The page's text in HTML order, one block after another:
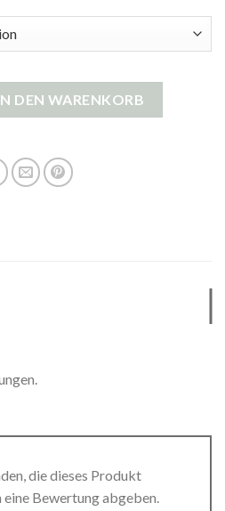
DEN WARENKORB
die dieses Produkt
Bewertung abgeben.